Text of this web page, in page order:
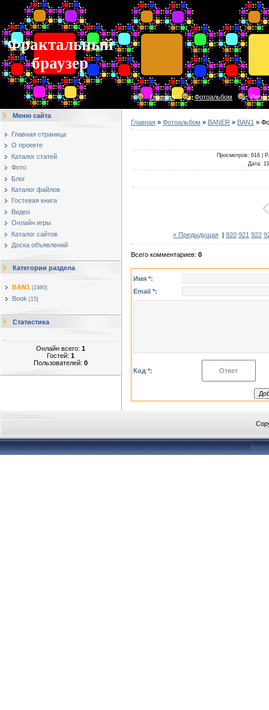
Фрактальный
браузер
Главная Фотоальбом
Меню сайта
Главная страница
О проекте
Каталог статей
Фото
Блог
Каталог файлов
Гостевая книга
Видео
Онлайн игры
Каталог сайтов
Доска объявлений
Категории раздела
BAN1 [1980]
Book [15]
Статистика
Онлайн всего: 1
Гостей: 1
Пользователей: 0
Главная » Фотоальбом » BANER » BAN1 »
Просмотров: 616 |
Дата:
« Предыдущая | 920 921 922
Всего комментариев: 0
Имя *:
Email *:
Код *: